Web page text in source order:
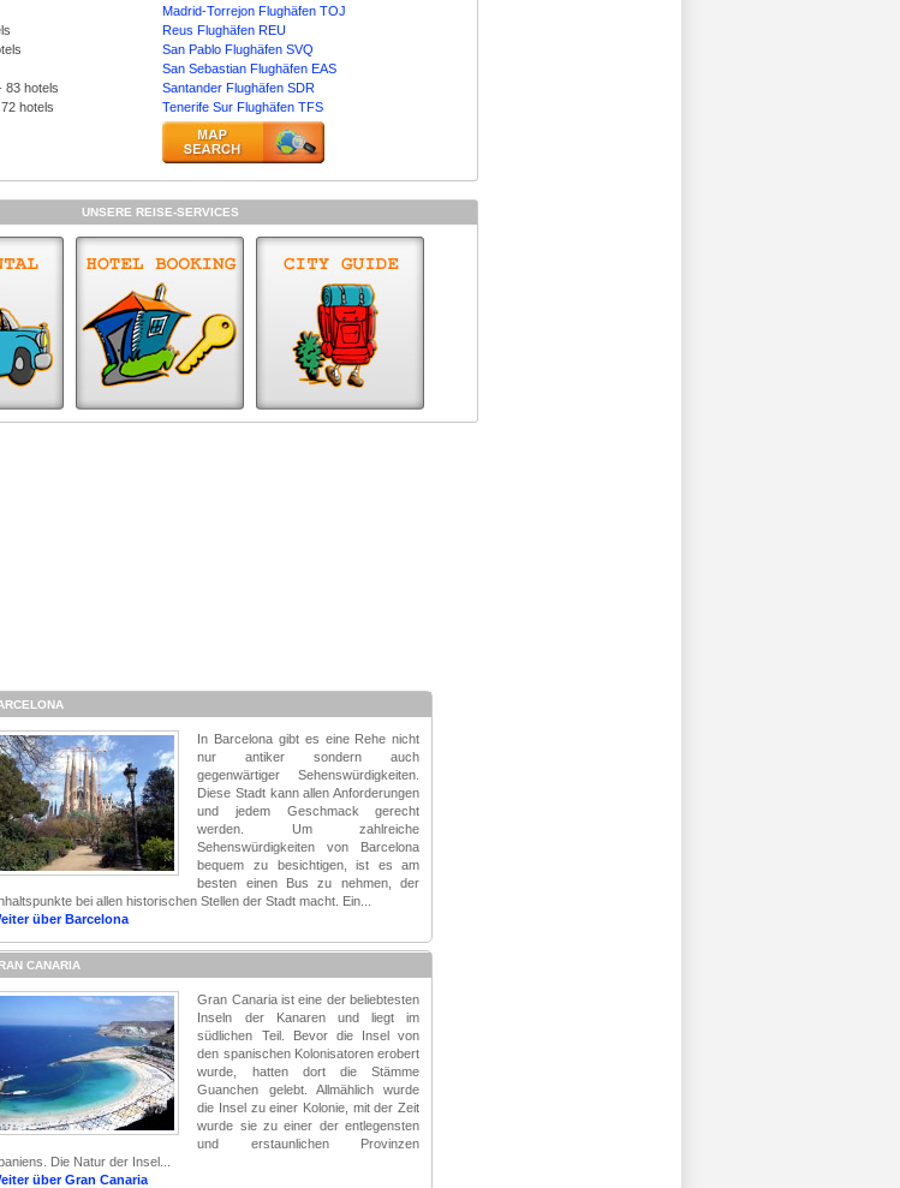
83 hotels
hotels
Madrid-Torrejon Flughäfen TOJ
Reus Flughäfen REU
San Pablo Flughäfen SVQ
San Sebastian Flughäfen EAS
Santander Flughäfen SDR
Tenerife Sur Flughäfen TFS
UNSERE REISE-SERVICES
In Barcelona gibt es eine Rehe nicht
nur antiker sondern auch
gegenwärtiger Sehenswürdigkeiten.
Diese Stadt kann allen Anforderungen
und jedem Geschmack gerecht
werden. Um zahlreiche
Sehenswürdigkeiten von Barcelona
bequem zu besichtigen, ist es am
besten einen Bus zu nehmen, der
bei allen historischen Stellen der Stadt macht. Ein...
über Barcelona
CANARIA
Gran Canaria ist eine der beliebtesten
Inseln der Kanaren und liegt im
südlichen Teil. Bevor die Insel von
den spanischen Kolonisatoren erobert
wurde, hatten dort die Stämme
Guanchen gelebt. Allmählich wurde
die Insel zu einer Kolonie, mit der Zeit
wurde sie zu einer der entlegensten
und erstaunlichen Provinzen
Die Natur der Insel...
über Gran Canaria